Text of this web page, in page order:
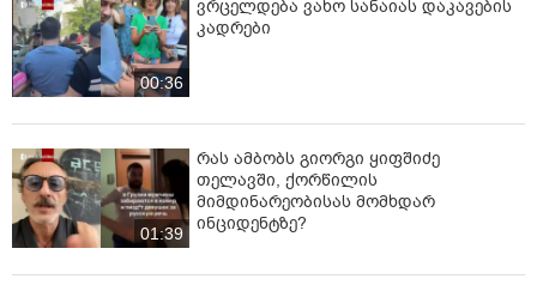
00:36
ვრცელდება ვახო სანაიას დაკავების
კადრები
01:39
რას ამბობს გიორგი ყიფშიძე
თელავში, ქორწილის
მიმდინარეობისას მომხდარ
ინციდენტზე?